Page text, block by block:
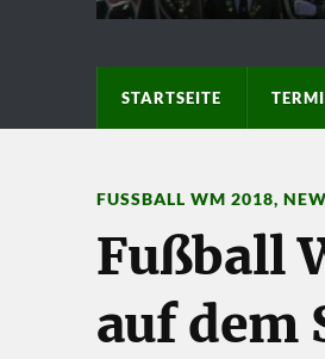
STARTSEITE
FUSSBALL WM 2018 ,
Fußball
auf dem